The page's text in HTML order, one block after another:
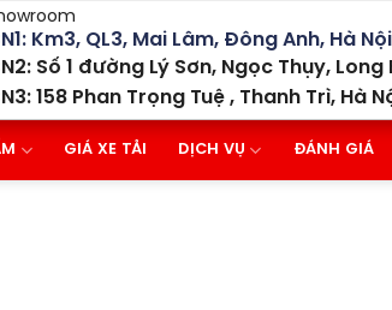
Km3, QL3, Mai Lâm, Đông Anh, Hà Nội
Số 1 đường Lý Sơn, Ngọc Thụy, Long
158 Phan Trọng Tuệ , Thanh Trì, Hà
GIÁ XE TẢI DỊCH VỤ ĐÁNH GIÁ